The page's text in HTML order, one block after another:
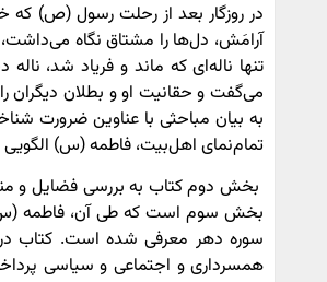
در روزگار بعد از رحلت رسول (ص) که
آرامَش، دل‌ها را مشتاق نگاه
تنها ناله‌ای که ماند و فریاد شد،
می‌گفت و حقانیت او و بطلان
به بیان مباحثی با عناوین ضرورت
تمام‌نمای اهل‌بیت، فاطمه (س) الگویی
بخش دوم کتاب به بررسی فضایل و
بخش سوم است که طی آن، فاطمه (س)
سوره دهر معرفی شده است. کتاب
همسرداری و اجتماعی و سیاسی